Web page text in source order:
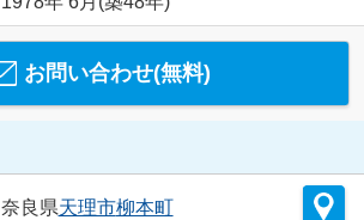
お問い合わせ(無料)
奈良県天理市柳本町